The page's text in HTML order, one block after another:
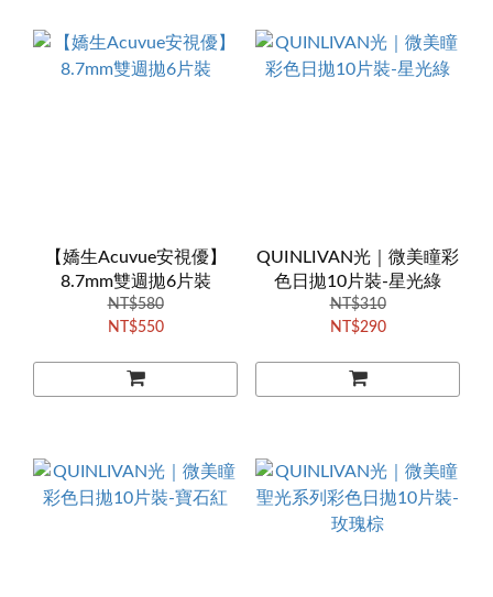
【嬌生Acuvue安視優】
8.7mm雙週拋6片裝
NT$580
NT$550
QUINLIVAN光｜微美瞳彩
色日拋10片裝-星光綠
NT$310
NT$290